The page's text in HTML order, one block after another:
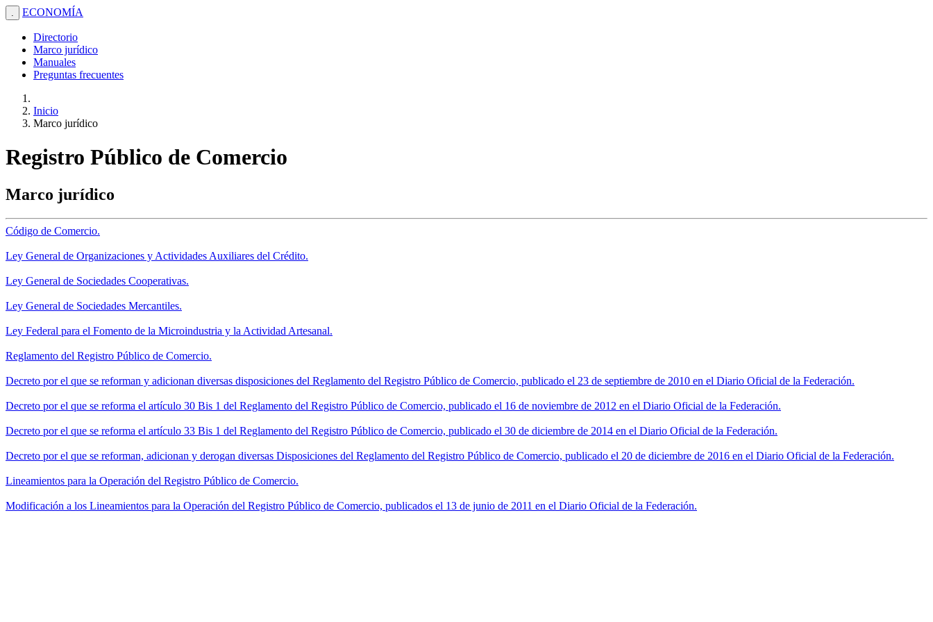
. ECONOMÍA
Directorio
Marco jurídico
Manuales
Preguntas frecuentes
Inicio
Marco jurídico
Registro Público de Comercio
Marco jurídico
Código de Comercio.
Ley General de Organizaciones y Actividades Auxiliares del Crédito.
Ley General de Sociedades Cooperativas.
Ley General de Sociedades Mercantiles.
Ley Federal para el Fomento de la Microindustria y la Actividad Artesanal.
Reglamento del Registro Público de Comercio.
Decreto por el que se reforman y adicionan diversas disposiciones del Reglamento del Registro Público de Comercio, publicado el 23 de septiembre de 2010 en el Diario Oficial de la Federación.
Decreto por el que se reforma el artículo 30 Bis 1 del Reglamento del Registro Público de Comercio, publicado el 16 de noviembre de 2012 en el Diario Oficial de la Federación.
Decreto por el que se reforma el artículo 33 Bis 1 del Reglamento del Registro Público de Comercio, publicado el 30 de diciembre de 2014 en el Diario Oficial de la Federación.
Decreto por el que se reforman, adicionan y derogan diversas Disposiciones del Reglamento del Registro Público de Comercio, publicado el 20 de diciembre de 2016 en el Diario Oficial de la Federación.
Lineamientos para la Operación del Registro Público de Comercio.
Modificación a los Lineamientos para la Operación del Registro Público de Comercio, publicados el 13 de junio de 2011 en el Diario Oficial de la Federación.